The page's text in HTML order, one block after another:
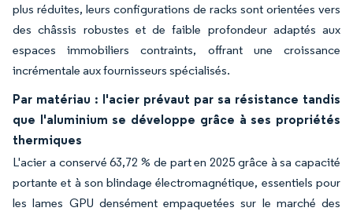
plus réduites, leurs configurations de racks sont orientées vers
des châssis robustes et de faible profondeur adaptés aux
espaces immobiliers contraints, offrant une croissance
incrémentale aux fournisseurs spécialisés.
Par matériau : l'acier prévaut par sa résistance tandis
que l'aluminium se développe grâce à ses propriétés
thermiques
L'acier a conservé 63,72 % de part en 2025 grâce à sa capacité
portante et à son blindage électromagnétique, essentiels pour
les lames GPU densément empaquetées sur le marché des